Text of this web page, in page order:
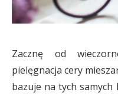
Zacznę od
pielęgnacja cery
bazuje na tych samych